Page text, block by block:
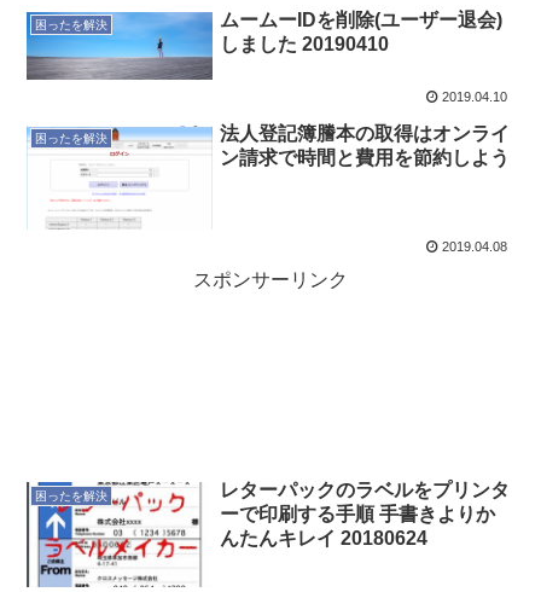
困ったを解決
ムームーIDを削除(ユーザー退会)
しました 20190410
2019.04.10
困ったを解決
法人登記簿謄本の取得はオンライ
ン請求で時間と費用を節約しよう
2019.04.08
スポンサーリンク
困ったを解決
レターパックのラベルをプリンタ
ーで印刷する手順 手書きよりか
んたんキレイ 20180624